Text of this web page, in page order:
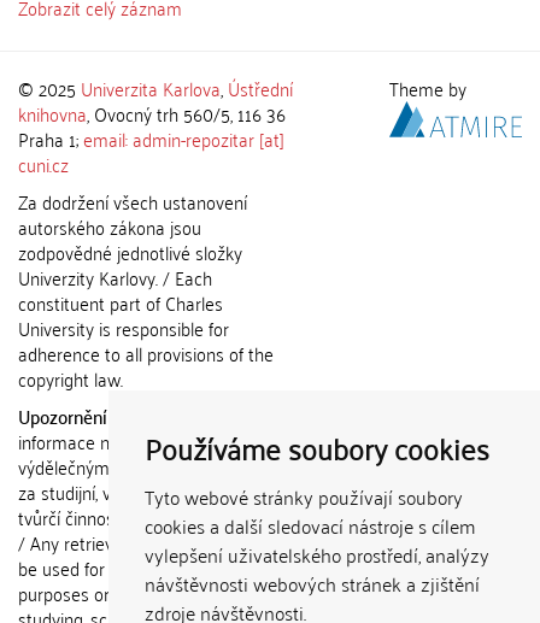
Používáme soubory cookies
Tyto webové stránky používají soubory
cookies a další sledovací nástroje s cílem
vylepšení uživatelského prostředí, analýzy
návštěvnosti webových stránek a zjištění
zdroje návštěvnosti.
Zobrazit celý záznam
© 2025 Univerzita Karlova,Ústřední
knihovna, Ovocný trh 560/5, 116 36
Praha 1;email: admin-repozitar [at]
cuni.cz
Za dodržení všech ustanovení
autorského zákona jsou
zodpovědné jednotlivé složky
Univerzity Karlovy. / Each
constituent part of Charles
University is responsible for
adherence to all provisions of the
copyright law.
Upozornění / Notice:
informace nemohou být použity k
výdělečným účelům nebo vydávány
za studijní, vědeckou nebo jinou
tvůrčí činnost jiné osoby než autora.
/ Any retrieved information shall not
be used for any commercial
purposes or claimed as results of
Theme by